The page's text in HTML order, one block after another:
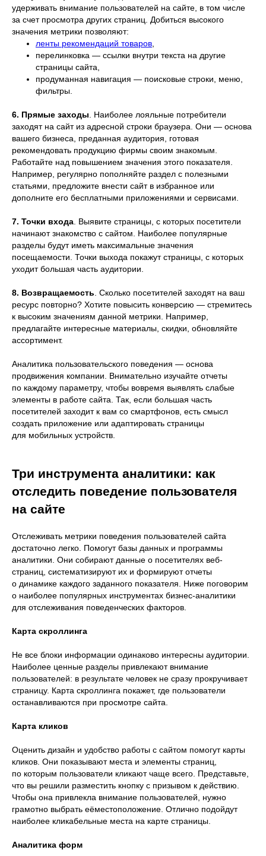
удерживать внимание пользователей на сайте, в том числе
за счет просмотра других страниц. Добиться высокого
значения метрики позволяют:
ленты рекомендаций товаров
перелинковка — ссылки внутри текста на другие
страницы сайта,
продуманная навигация — поисковые строки, меню,
фильтры.
6. Прямые заходы . Наиболее лояльные потребители
заходят на сайт из адресной строки браузера. Они — основа
вашего бизнеса, преданная аудитория, готовая
рекомендовать продукцию фирмы своим знакомым.
Работайте над повышением значения этого показателя.
Например, регулярно пополняйте раздел с полезными
статьями, предложите внести сайт в избранное или
дополните его бесплатными приложениями и сервисами.
7. Точки входа . Выявите страницы, с которых посетители
начинают знакомство с сайтом. Наиболее популярные
разделы будут иметь максимальные значения
посещаемости. Точки выхода покажут страницы, с которых
уходит большая часть аудитории.
8. Возвращаемость . Сколько посетителей заходят на ваш
ресурс повторно? Хотите повысить конверсию — стремитесь
к высоким значениям данной метрики. Например,
предлагайте интересные материалы, скидки, обновляйте
ассортимент.
Аналитика пользовательского поведения — основа
продвижения компании. Внимательно изучайте отчеты
по каждому параметру, чтобы вовремя выявлять слабые
элементы в работе сайта. Так, если большая часть
посетителей заходит к вам со смартфонов, есть смысл
создать приложение или адаптировать страницы
для мобильных устройств.
Три инструмента аналитики: как
отследить поведение пользователя
на сайте
Отслеживать метрики поведения пользователей сайта
достаточно легко. Помогут базы данных и программы
аналитики. Они собирают данные о посетителях веб-
страниц, систематизируют их и формируют отчеты
о динамике каждого заданного показателя. Ниже поговорим
о наиболее популярных инструментах бизнес-аналитики
для отслеживания поведенческих факторов.
Карта скроллинга
Не все блоки информации одинаково интересны аудитории.
Наиболее ценные разделы привлекают внимание
пользователей: в результате человек не сразу прокручивает
страницу. Карта скроллинга покажет, где пользователи
останавливаются при просмотре сайта.
Карта кликов
Оценить дизайн и удобство работы с сайтом помогут карты
кликов. Они показывают места и элементы страниц,
по которым пользователи кликают чаще всего. Представьте,
что вы решили разместить кнопку с призывом к действию.
Чтобы она привлекла внимание пользователей, нужно
грамотно выбрать еёместоположение. Отлично подойдут
наиболее кликабельные места на карте страницы.
Аналитика форм